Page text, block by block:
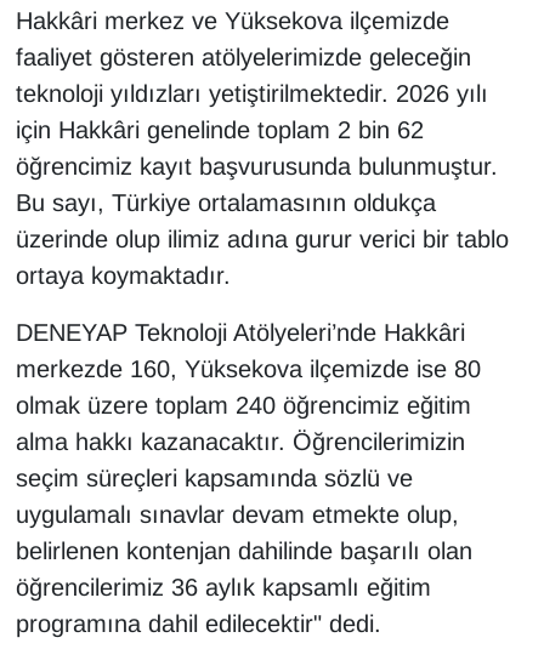
Hakkâri merkez ve Yüksekova ilçemizde
faaliyet gösteren atölyelerimizde geleceğin
teknoloji yıldızları yetiştirilmektedir. 2026 yılı
için Hakkâri genelinde toplam 2 bin 62
öğrencimiz kayıt başvurusunda bulunmuştur.
Bu sayı, Türkiye ortalamasının oldukça
üzerinde olup ilimiz adına gurur verici bir tablo
ortaya koymaktadır.
DENEYAP Teknoloji Atölyeleri’nde Hakkâri
merkezde 160, Yüksekova ilçemizde ise 80
olmak üzere toplam 240 öğrencimiz eğitim
alma hakkı kazanacaktır. Öğrencilerimizin
seçim süreçleri kapsamında sözlü ve
uygulamalı sınavlar devam etmekte olup,
belirlenen kontenjan dahilinde başarılı olan
öğrencilerimiz 36 aylık kapsamlı eğitim
programına dahil edilecektir" dedi.
POLİTİKA
Resmi İlanlar
RÖPORTAJ
SAĞLIK
Seri İlan
Sinema - TV
SİYASET
SPOR
TEBRİK
TEKNOLOJİ
Turizm